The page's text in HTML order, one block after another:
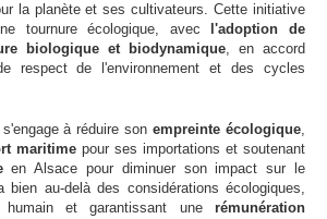
la planète et ses cultivateurs. Cette initiative
tournure écologique, avec
l'adoption de
biologique et biodynamique, en accord
respect de l'environnement et des cycles
à réduire sonempreinte écologique,
maritime pour ses importations et soutenant
en Alsace pour diminuer son impact sur le
bien au-delà des considérations écologiques,
et garantissant une rémunération